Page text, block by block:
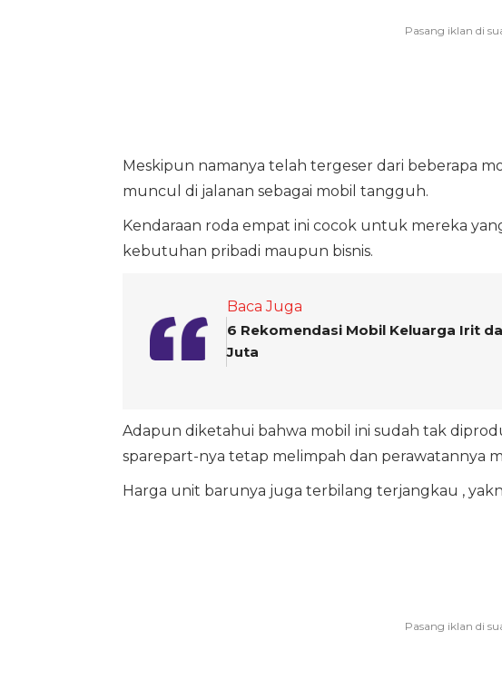
Meskipun namanya telah tergeser dari beberapa
muncul di jalanan sebagai mobil tangguh.
Kendaraan roda empat ini cocok untuk mereka
kebutuhan pribadi maupun bisnis.
Baca Juga
6 Rekomendasi Mobil Keluarga Irit
Juta
Adapun diketahui bahwa mobil ini sudah tak
sparepart-nya tetap melimpah dan perawatannya
Harga unit barunya juga terbilang terjangkau ,